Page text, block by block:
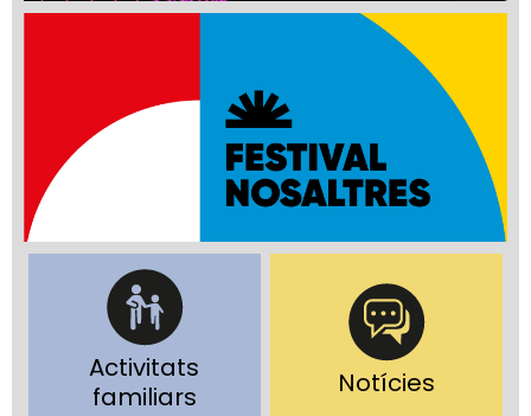
Activitats
familiars
Notícies